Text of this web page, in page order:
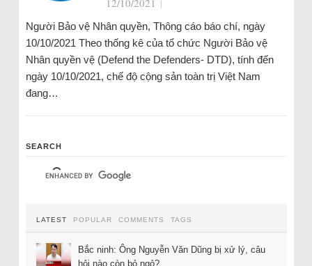
12/10/2021 |
Người Bảo vệ Nhân quyền, Thông cáo báo chí, ngày
10/10/2021 Theo thống kê của tổ chức Người Bảo vệ
Nhân quyền vệ (Defend the Defenders- DTD), tính đến
ngày 10/10/2021, chế độ cộng sản toàn trị Việt Nam
đang…
SEARCH
LATEST POPULAR COMMENTS TAGS
Bắc ninh: Ông Nguyễn Văn Dũng bị xử lý, câu
hỏi nào còn bỏ ngỏ?